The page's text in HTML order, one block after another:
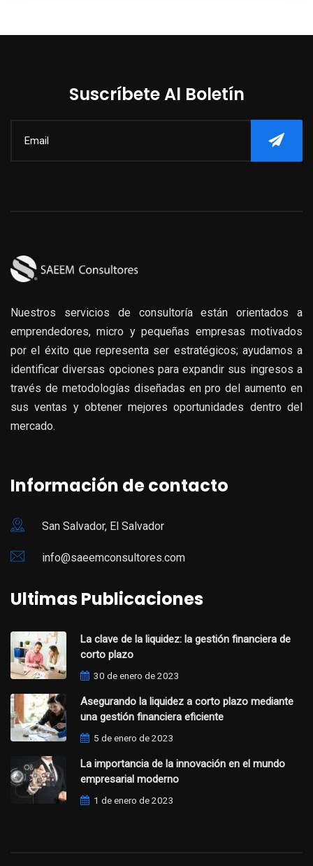
Suscríbete Al Boletín
Nuestros servicios de consultoría están orientados a
emprendedores, micro y pequeñas empresas motivados
por el éxito que representa ser estratégicos; ayudamos a
identificar diversas opciones para expandir sus ingresos a
través de metodologías diseñadas en pro del aumento en
sus ventas y obtener mejores oportunidades dentro del
mercado.
Información de contacto
San Salvador, El Salvador
info@saeemconsultores.com
Ultimas Publicaciones
La clave de la liquidez: la gestión financiera de
corto plazo
30 de enero de 2023
Asegurando la liquidez a corto plazo mediante
una gestión financiera eficiente
5 de enero de 2023
La importancia de la innovación en el mundo
empresarial moderno
1 de enero de 2023